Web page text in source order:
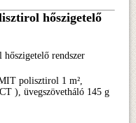
hőszigetelő
polisztirol 1 m²,
), üvegszövetháló 145 g